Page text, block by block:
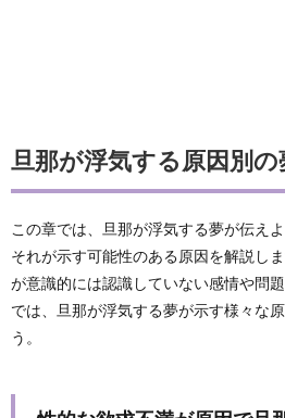
旦那が浮気する原因別
この章では、旦那が浮気する夢が伝え
それが示す可能性のある原因を解説し
が意識的には認識していない感情や問
では、旦那が浮気する夢が示す様々な
う。